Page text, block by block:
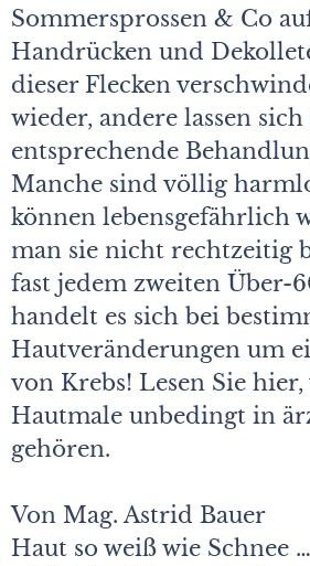
Sommersprossen & Co
Handrücken und
dieser Flecken
wieder, andere lassen
entsprechende
Manche sind völlig
können lebensgefährlich
man sie nicht rechtzeitig
fast jedem zweiten Über-
handelt es sich bei
Hautveränderungen um
von Krebs! Lesen Sie hier,
Hautmale unbedingt in
gehören.
Von Mag. Astrid Bauer
Haut so weiß wie Schnee